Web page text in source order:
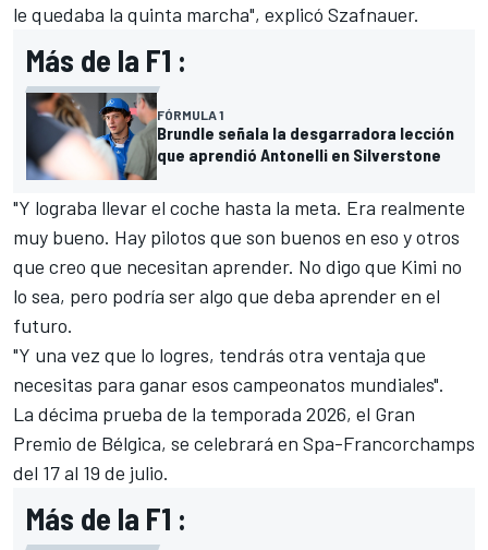
le quedaba la quinta marcha", explicó Szafnauer.
Más de la F1 :
FÓRMULA 1
Brundle señala la desgarradora lección
que aprendió Antonelli en Silverstone
"Y lograba llevar el coche hasta la meta. Era realmente
muy bueno. Hay pilotos que son buenos en eso y otros
que creo que necesitan aprender. No digo que Kimi no
lo sea, pero podría ser algo que deba aprender en el
futuro.
"Y una vez que lo logres, tendrás otra ventaja que
necesitas para ganar esos campeonatos mundiales".
La décima prueba de la temporada 2026, el Gran
Premio de Bélgica, se celebrará en Spa-Francorchamps
del 17 al 19 de julio.
Más de la F1 :